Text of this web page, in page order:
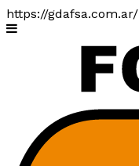
https://gdafsa.com.ar/